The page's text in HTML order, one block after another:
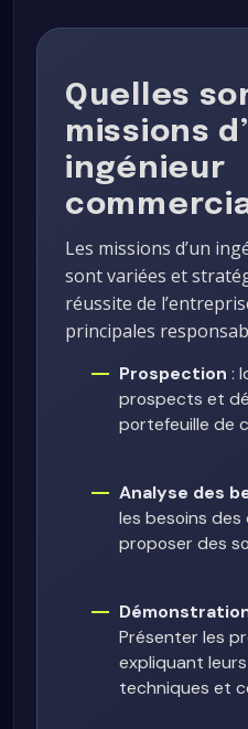
Quelles
missions
ingénieur
Les missions d’un
sont variées et
réussite de
principales
Prospection :
prospects et
portefeuille de
Analyse des
les besoins
proposer des
Présenter les
expliquant
techniques et